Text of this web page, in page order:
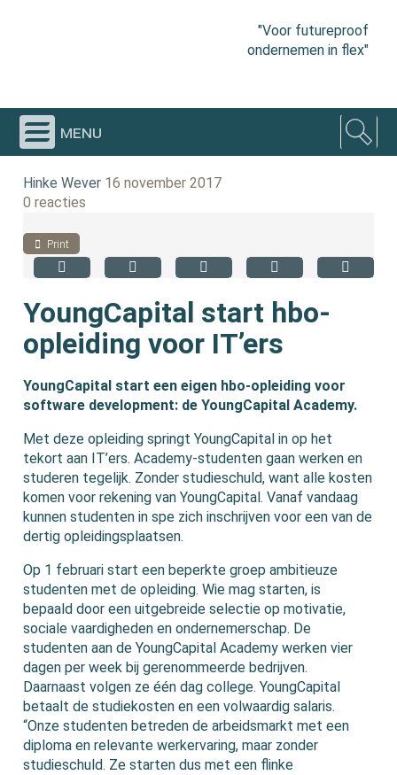
"Voor futureproof
ondernemen in flex"
menu
Hinke Wever 16 november 2017
0 reacties
Print
YoungCapital start hbo-
opleiding voor IT’ers
YoungCapital start een eigen hbo-opleiding voor
software development: de YoungCapital Academy.
Met deze opleiding springt YoungCapital in op het
tekort aan IT’ers. Academy-studenten gaan werken en
studeren tegelijk. Zonder studieschuld, want alle kosten
komen voor rekening van YoungCapital. Vanaf vandaag
kunnen studenten in spe zich inschrijven voor een van de
dertig opleidingsplaatsen.
Op 1 februari start een beperkte groep ambitieuze
studenten met de opleiding. Wie mag starten, is
bepaald door een uitgebreide selectie op motivatie,
sociale vaardigheden en ondernemerschap. De
studenten aan de YoungCapital Academy werken vier
dagen per week bij gerenommeerde bedrijven.
Daarnaast volgen ze één dag college. YoungCapital
betaalt de studiekosten en een volwaardig salaris.
“Onze studenten betreden de arbeidsmarkt met een
diploma en relevante werkervaring, maar zonder
studieschuld. Ze starten dus met een flinke